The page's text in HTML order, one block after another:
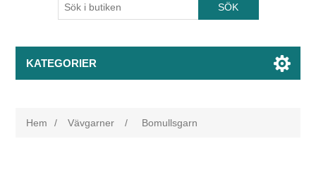
KATEGORIER
Hem / Vävgarner / Bomullsgarn